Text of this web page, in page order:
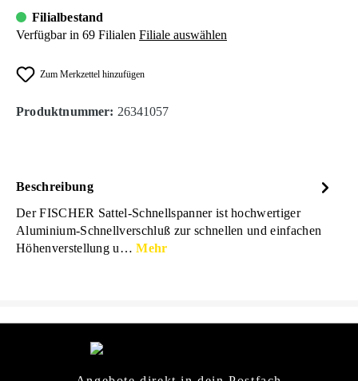
Filialbestand
Verfügbar in 69 Filialen Filiale auswählen
Zum Merkzettel hinzufügen
Produktnummer: 26341057
Beschreibung
Der FISCHER Sattel-Schnellspanner ist hochwertiger
Aluminium-Schnellverschluß zur schnellen und einfachen
Höhenverstellung u…Mehr